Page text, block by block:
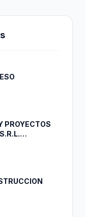
PROYECTOS